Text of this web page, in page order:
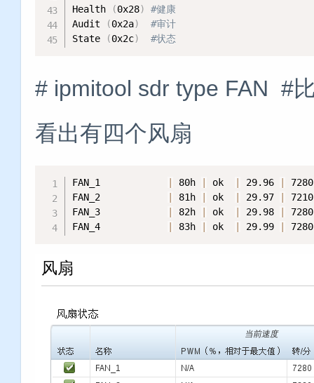
Health
(0x28)
#健康
Audit
(0x2a)
#审计
State
(0x2c) #状态
# ipmitool sdr type FAN #
看出有四个风扇
FAN_1 80h ok 29.96
FAN_2
81h ok 29.97
FAN_3
82h ok 29.98
FAN_4
83h ok 29.99